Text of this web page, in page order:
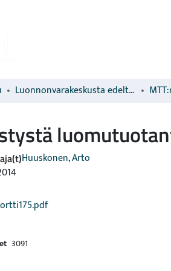
Luonnonvarakeskusta edeltävien organisaatioiden sarjat
Huuskonen, Arto
3091